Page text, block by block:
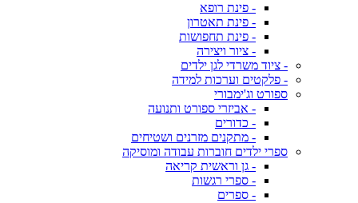
- פינת רופא
- פינת תאטרון
- פינת תחפושות
- ציור ויצירה
- ציוד משרדי לגן ילדים
- פלקטים וערכות למידה
ספורט וג'ימבורי
- אביזרי ספורט ותנועה
- כדורים
- מתקנים מזרנים ושטיחים
ספרי ילדים חוברות עבודה ומוסיקה
- גן וראשית קריאה
- ספרי רגשות
- ספרים